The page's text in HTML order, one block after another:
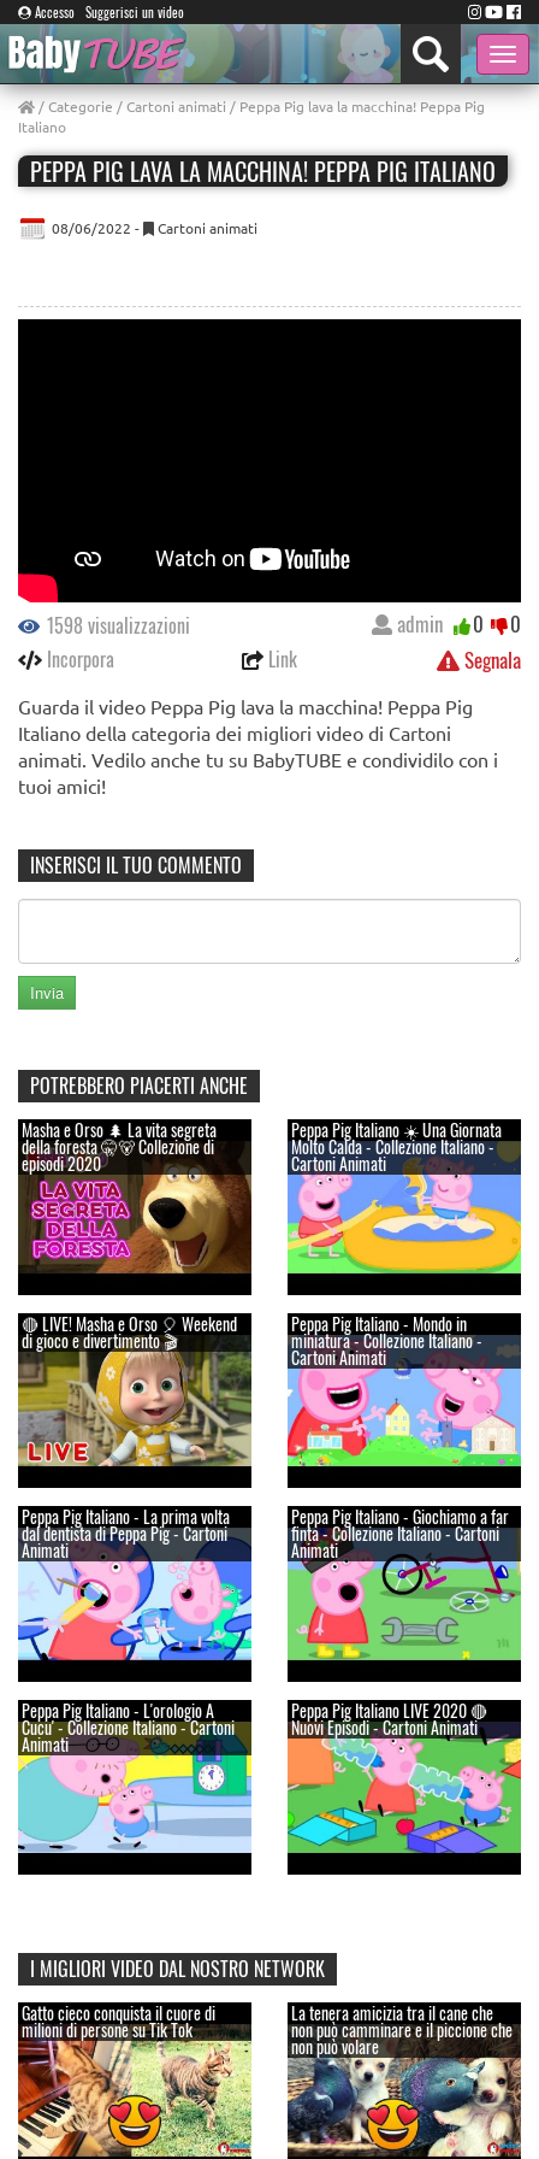
Accesso Suggerisci un video
Toggle
/Categorie /Cartoni animati / Peppa Pig lava la macchina! Peppa Pig
Italiano
PEPPA PIG LAVA LA MACCHINA! PEPPA PIG ITALIANO
08/06/2022 - Cartoni animati
1598 visualizzazioni
Incorpora
Link Segnala
admin 0 0
Guarda il video Peppa Pig lava la macchina! Peppa Pig
Italiano della categoria dei migliori video di Cartoni
animati. Vedilo anche tu su BabyTUBE e condividilo con i
tuoi amici!
INSERISCI IL TUO COMMENTO
POTREBBERO PIACERTI ANCHE
Masha e Orso 🌲 La vita segreta
della foresta 🤫🐻 Collezione di
episodi 2020
Peppa Pig Italiano ☀️ Una Giornata
Molto Calda - Collezione Italiano -
Cartoni Animati
🔴 LIVE! Masha e Orso 🎈 Weekend
di gioco e divertimento 🎬
Peppa Pig Italiano - Mondo in
miniatura - Collezione Italiano -
Cartoni Animati
Peppa Pig Italiano - La prima volta
dal dentista di Peppa Pig - Cartoni
Animati
Peppa Pig Italiano - Giochiamo a far
finta - Collezione Italiano - Cartoni
Animati
Peppa Pig Italiano - L'orologio A
Cucu' - Collezione Italiano - Cartoni
Animati
Peppa Pig Italiano LIVE 2020 🔴
Nuovi Episodi - Cartoni Animati
I MIGLIORI VIDEO DAL NOSTRO NETWORK
Gatto cieco conquista il cuore di
milioni di persone su Tik Tok
La tenera amicizia tra il cane che
non può camminare e il piccione che
non può volare